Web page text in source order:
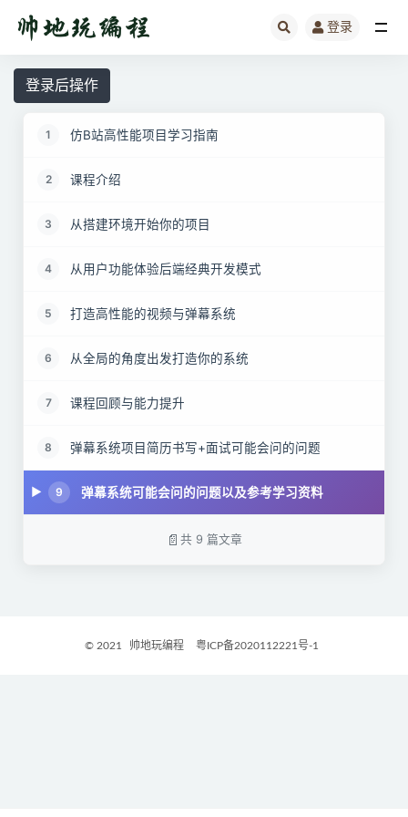
登录
登录后操作
1 仿B站高性能项目学习指南
2 课程介绍
3 从搭建环境开始你的项目
4 从用户功能体验后端经典开发模式
5 打造高性能的视频与弹幕系统
6 从全局的角度出发打造你的系统
7 课程回顾与能力提升
8 弹幕系统项目简历书写+面试可能会问的问题
9 弹幕系统可能会问的问题以及参考学习资料
共 9 篇文章
© 2021 帅地玩编程 粤ICP备2020112221号-1